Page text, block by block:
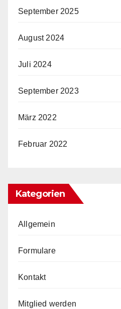
September 2025
August 2024
Juli 2024
September 2023
März 2022
Februar 2022
Kategorien
Allgemein
Formulare
Kontakt
Mitglied werden